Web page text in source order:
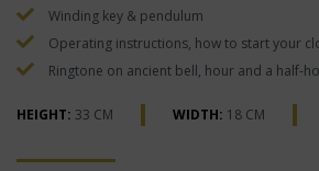
Winding key & pendulum
Operating instructions, how to start your
Ringtone on ancient bell, hour and a half-
HEIGHT: 33 CM WIDTH: 18 CM